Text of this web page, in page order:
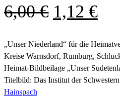
6,00€
war:
6,00 €
1,12 €
ist:
„Unser Niederland“ für die
Kreise Warnsdorf, Rumburg,
Heimat-Bildbeilage „Unser
Titelbild: Das Institut der
Hainspach